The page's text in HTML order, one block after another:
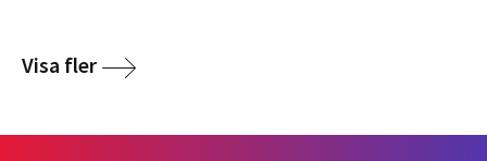
Visa fler